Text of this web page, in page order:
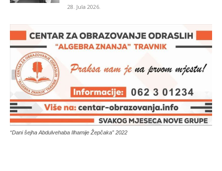
28. Jula 2026.
“Dani šejha Abdulvehaba Ilhamije Žepčaka” 2022